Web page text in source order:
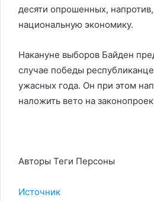
десяти опрошенных,
национальную экономику.
Накануне выборов Байден
случае победы
ужасных года. Он при этом
наложить вето на
Авторы Теги Персоны
Источник